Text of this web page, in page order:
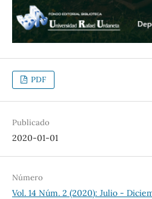
PDF
Publicado
2020-01-01
Número
Vol. 14 Núm. 2 (2020): Julio -